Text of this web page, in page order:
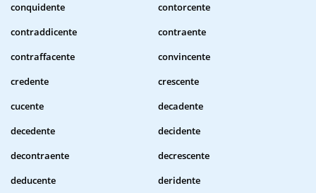
conquidente
contorcente
contraddicente
contraente
contraffacente
convincente
credente
crescente
cucente
decadente
decedente
decidente
decontraente
decrescente
deducente
deridente